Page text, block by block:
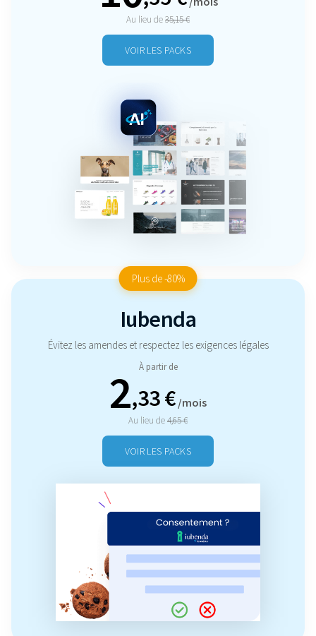
Au lieu de35,15 €
VOIR LES PACKS
Plus de -80%
Iubenda
Évitez les amendes et respectez les exigences légales
À partir de
2,33 € /mois
Au lieu de4,65 €
VOIR LES PACKS